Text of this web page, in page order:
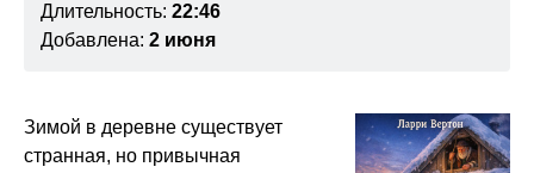
Длительность: 22:46
Добавлена: 2 июня
Зимой в деревне существует
странная, но привычная